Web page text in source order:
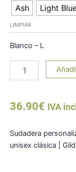
Ash Light
LIMPIAR
Blanco – L
36.90€ IVA
Sudadera
unisex clásica |